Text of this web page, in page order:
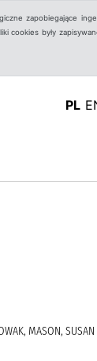
zapobiegające
cookies były
PL
MASON, SUSAN